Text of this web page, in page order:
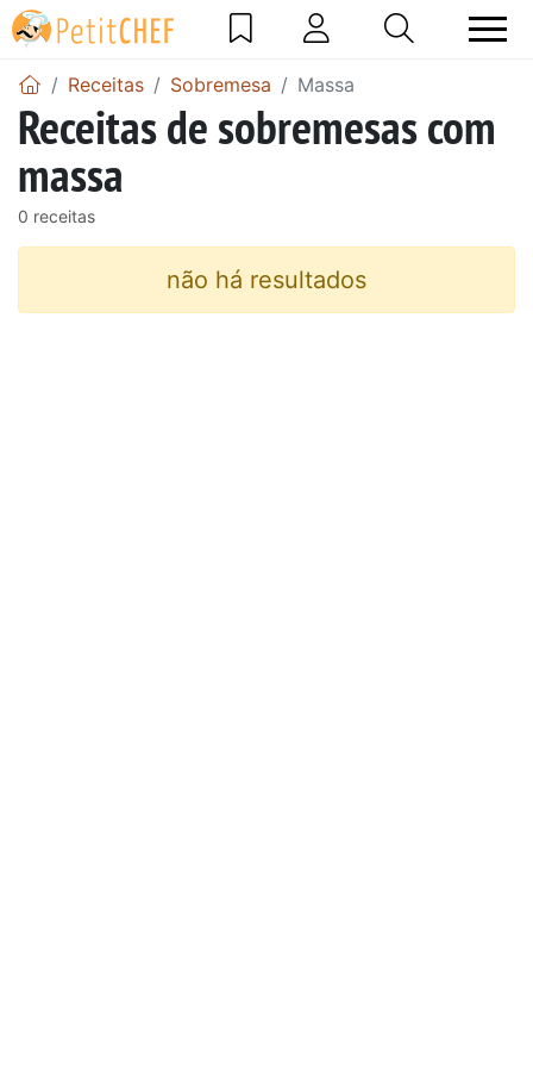
Receitas Sobremesa Massa
Receitas de sobremesas com
massa
0 receitas
não há resultados